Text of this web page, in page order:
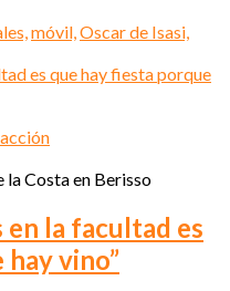
móvil, Oscar de Isasi,
la Costa en Berisso
en la facultad es
vino”